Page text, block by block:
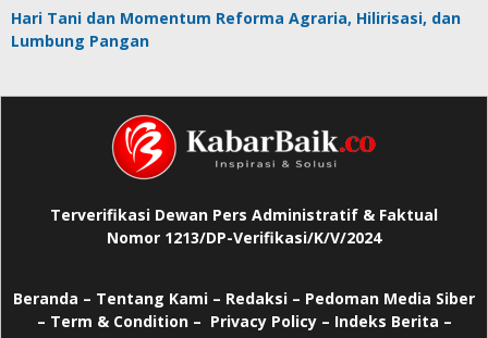
Hari Tani dan Momentum Reforma Agraria, Hilirisasi, dan
Lumbung Pangan
Terverifikasi Dewan Pers Administratif & Faktual
Nomor 1213/DP-Verifikasi/K/V/2024
Beranda – Tentang Kami – Redaksi – Pedoman Media Siber
– Term & Condition – Privacy Policy– Indeks Berita –